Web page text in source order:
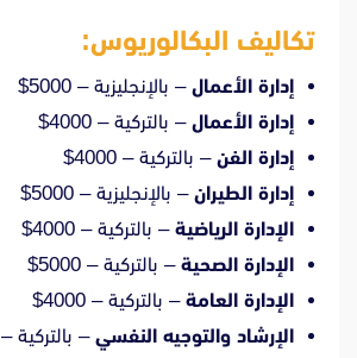
تكاليف البكالوريوس:
إدارة الأعمال – بالإنجليزية – 5000$
إدارة الأعمال – بالتركية – 4000$
إدارة الفن – بالتركية – 4000$
إدارة الطيران – بالإنجليزية – 5000$
الإدارة الرياضية – بالتركية – 4000$
الإدارة الصحية – بالتركية – 5000$
الإدارة العامة – بالتركية – 4000$
الإرشاد والتوجيه النفسي – بالتركية – 4000$